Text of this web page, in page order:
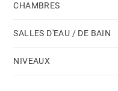
CHAMBRES
SALLES D'EAU / DE BAIN
NIVEAUX